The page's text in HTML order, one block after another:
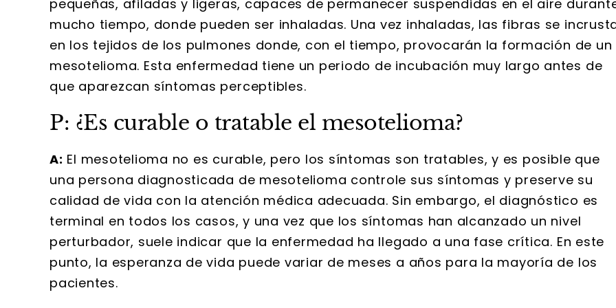
pequeñas, afiladas y ligeras, capaces de permanecer suspendidas en el aire
mucho tiempo, donde pueden ser inhaladas. Una vez inhaladas, las fibras se
en los tejidos de los pulmones donde, con el tiempo, provocarán la formación de un
mesotelioma. Esta enfermedad tiene un periodo de incubación muy largo antes de
que aparezcan síntomas perceptibles.
P: ¿Es curable o tratable el mesotelioma?
A: El mesotelioma no es curable, pero los síntomas son tratables, y es posible que
una persona diagnosticada de mesotelioma controle sus síntomas y preserve su
calidad de vida con la atención médica adecuada. Sin embargo, el diagnóstico es
terminal en todos los casos, y una vez que los síntomas han alcanzado un nivel
perturbador, suele indicar que la enfermedad ha llegado a una fase crítica. En este
punto, la esperanza de vida puede variar de meses a años para la mayoría de los
pacientes.